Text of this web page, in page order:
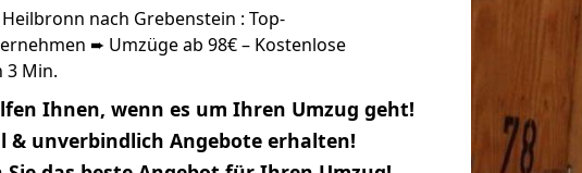
nach Grebenstein : Top-
➨ Umzüge ab 98€ – Kostenlose
3 Min.
Ihnen, wenn es um Ihren Umzug geht!
& unverbindlich Angebote erhalten!